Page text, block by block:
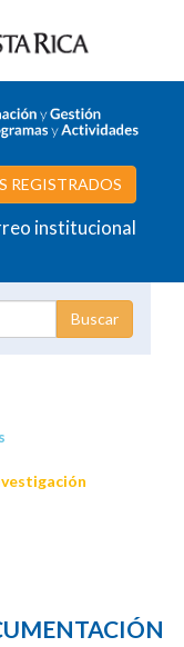
REGISTRADOS
institucional